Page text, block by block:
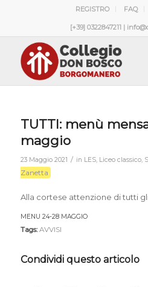
REGISTRO FAQ
[+39] 0322847211 |
TUTTI: menù
maggio
23 Maggio 2021 / in LES, Liceo classico,
Zanetta
Alla cortese attenzione di tutti
MENU 24-28 MAGGIO
Tags: AVVISI
Condividi questo articolo